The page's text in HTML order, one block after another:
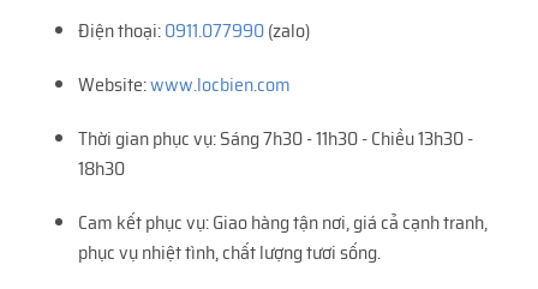
Điện thoại:0911.077990(zalo)
Website:www.locbien.com
Thời gian phục vụ: Sáng 7h30 - 11h30 - Chiều 13h30 -
18h30
Cam kết phục vụ: Giao hàng tận nơi, giá cả cạnh tranh,
phục vụ nhiệt tình, chất lượng tươi sống.